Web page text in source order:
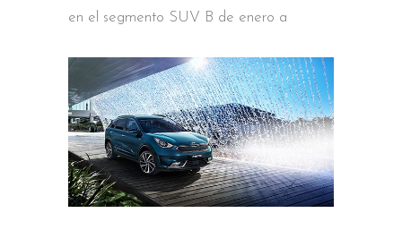
en el segmento SUV B de enero a